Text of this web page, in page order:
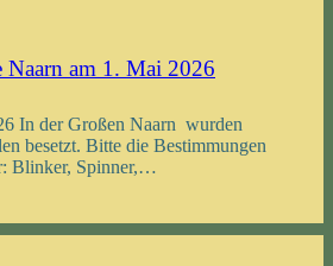
Naarn am 1. Mai 2026
In der Großen Naarn wurden
besetzt. Bitte die Bestimmungen
Blinker, Spinner,…